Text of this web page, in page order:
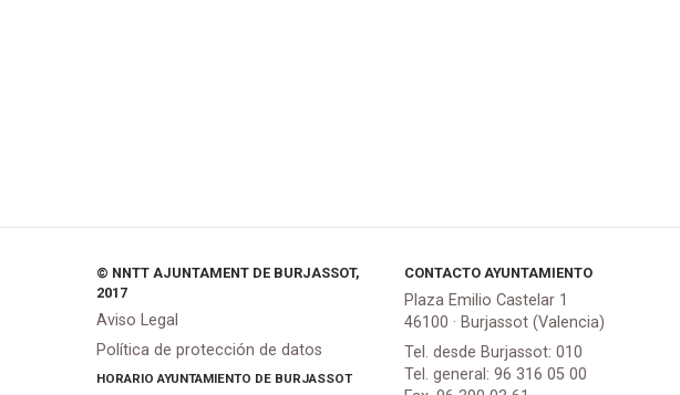
© NNTT AJUNTAMENT DE BURJASSOT,
2017
Aviso Legal
Política de protección de datos
HORARIO AYUNTAMIENTO DE BURJASSOT
CONTACTO AYUNTAMIENTO
Plaza Emilio Castelar 1
46100 · Burjassot (Valencia)
Tel. desde Burjassot: 010
Tel. general: 96 316 05 00